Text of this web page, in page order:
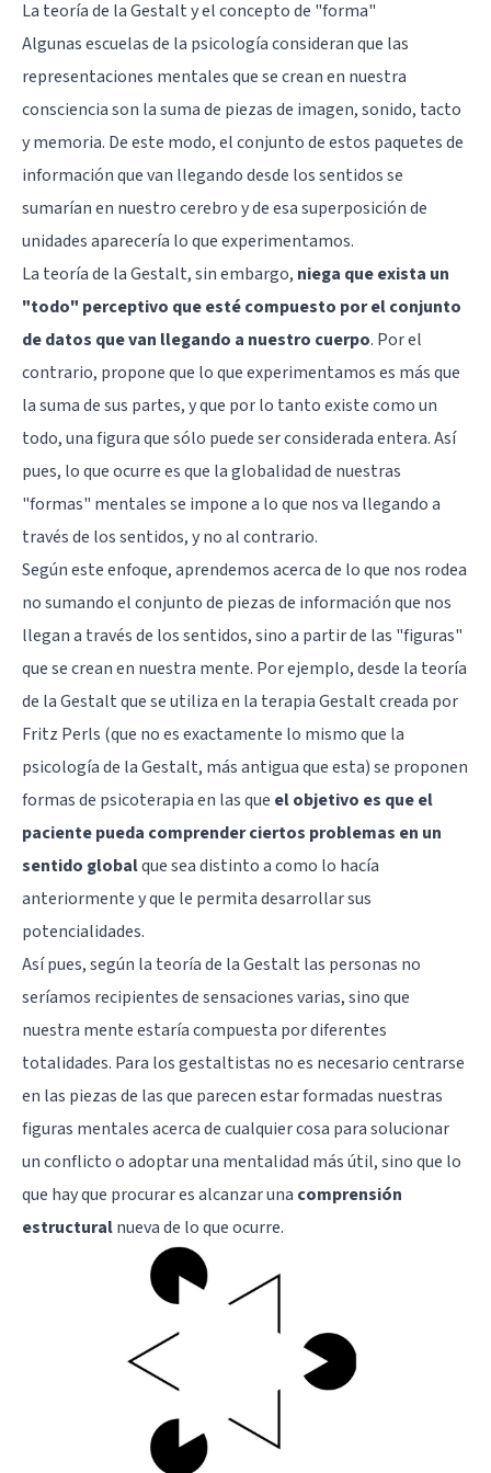
La teoría de la Gestalt y el concepto de "forma"
Algunas escuelas de la psicología consideran que las
representaciones mentales que se crean en nuestra
consciencia son la suma de piezas de imagen, sonido, tacto
y memoria. De este modo, el conjunto de estos paquetes de
información que van llegando desde los sentidos se
sumarían en nuestrocerebroy de esa superposición de
unidades aparecería lo que experimentamos.
La teoría de la Gestalt, sin embargo, niega que exista un
"todo" perceptivo que esté compuesto por el conjunto
de datos que van llegando a nuestro cuerpo. Por el
contrario, propone que lo que experimentamos es más que
la suma de sus partes, y que por lo tanto existe como un
todo, una figura que sólo puede ser considerada entera. Así
pues, lo que ocurre es que la globalidad de nuestras
"formas" mentales se impone a lo que nos va llegando a
través de los sentidos, y no al contrario.
Según este enfoque, aprendemos acerca de lo que nos rodea
no sumando el conjunto de piezas de información que nos
llegan a través de los sentidos, sino a partir de las "figuras"
que se crean en nuestra mente. Por ejemplo, desde la teoría
de la Gestalt que se utiliza en la terapia Gestalt creada por
Fritz Perls (que no es exactamente lo mismo que la
psicología de la Gestalt, más antigua que esta) se proponen
formas de psicoterapia en las que el objetivo es que el
paciente pueda comprender ciertos problemas en un
sentido globalque sea distinto a como lo hacía
anteriormente y que le permita desarrollar sus
potencialidades.
Así pues, según la teoría de la Gestalt las personas no
seríamos recipientes de sensaciones varias, sino que
nuestra mente estaría compuesta por diferentes
totalidades. Para los gestaltistas no es necesario centrarse
en las piezas de las que parecen estar formadas nuestras
figuras mentales acerca de cualquier cosa para solucionar
un conflicto o adoptar una mentalidad más útil, sino que lo
que hay que procurar es alcanzar una comprensión
estructuralnueva de lo que ocurre.